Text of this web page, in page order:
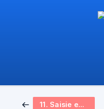
11. Saisie expert